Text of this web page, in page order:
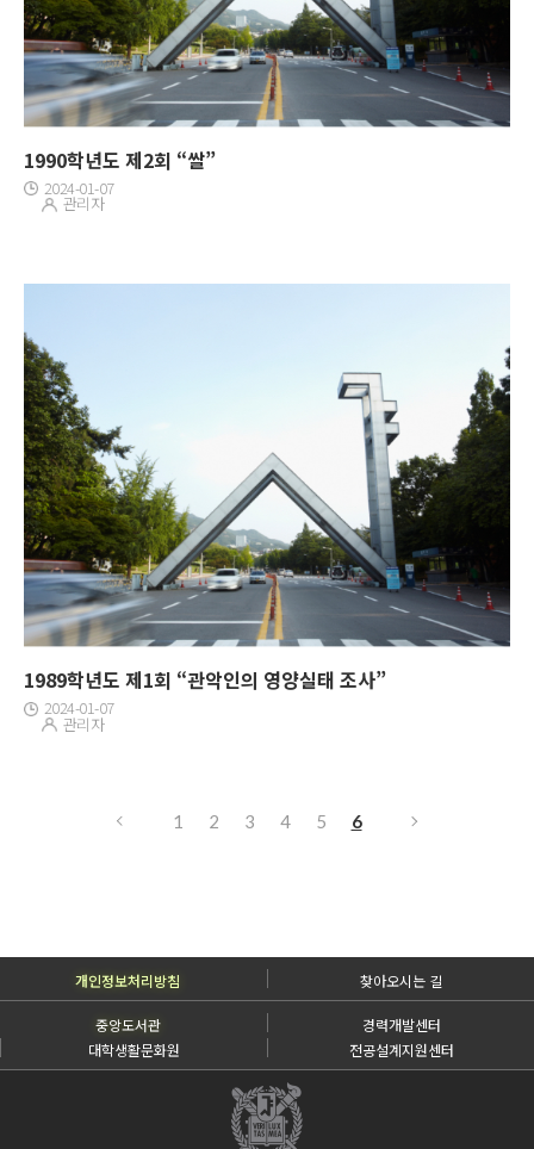
1990학년도 제2회 “쌀”
2024-01-07
관리자
1989학년도 제1회 “관악인의 영양실태 조사”
2024-01-07
관리자
1 2 3 4 5 6
개인정보처리방침 찾아오시는 길
중앙도서관
경력개발센터
대학생활문화원
전공설계지원센터